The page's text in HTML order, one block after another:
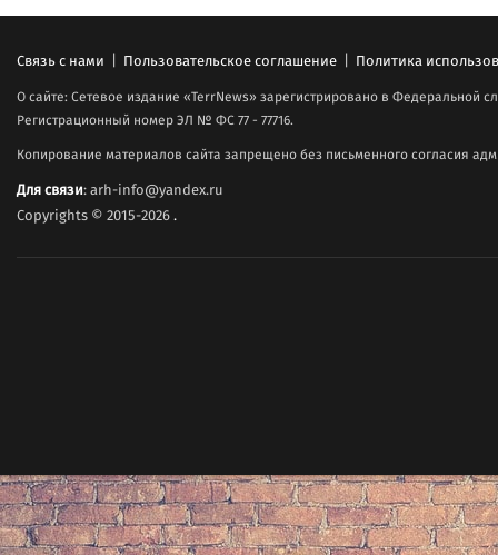
Связь с нами | Пользовательское соглашение | Политика
О сайте: Сетевое издание «TerrNews» зарегистрировано в Федеральной
Регистрационный номер ЭЛ № ФС 77 - 77716.
Копирование материалов сайта запрещено без письменного согласия
Для связи: arh-info@yandex.ru
Copyrights © 2015-2026.